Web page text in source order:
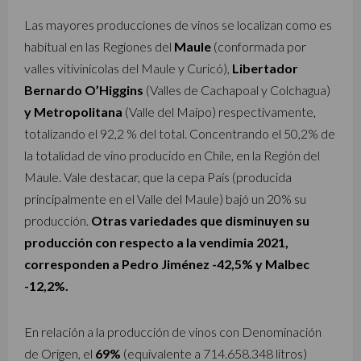
Las mayores producciones de vinos se localizan como es
habitual en las Regiones del Maule (conformada por
valles vitivinícolas del Maule y Curicó), Libertador
Bernardo O’Higgins (Valles de Cachapoal y Colchagua)
y Metropolitana (Valle del Maipo) respectivamente,
totalizando el 92,2 % del total. Concentrando el 50,2% de
la totalidad de vino producido en Chile, en la Región del
Maule. Vale destacar, que la cepa País (producida
principalmente en el Valle del Maule) bajó un 20% su
producción. Otras variedades que disminuyen su
producción con respecto a la vendimia 2021,
corresponden a Pedro Jiménez -42,5% y Malbec
-12,2%.
En relación a la producción de vinos con Denominación
de Origen, el 69% (equivalente a 714.658.348 litros)